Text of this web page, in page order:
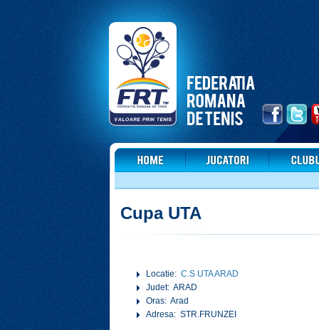
Cupa UTA
Locatie:C.S UTA ARAD
Judet: ARAD
Oras: Arad
Adresa: STR.FRUNZEI